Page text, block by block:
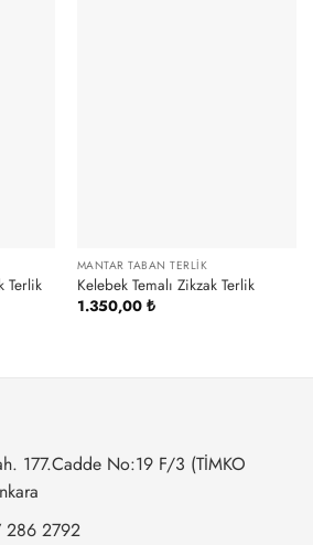
Terlik
MANTAR TABAN TERLIK
Kelebek Temalı Zikzak Terlik
1.350,00 ₺
177.Cadde No:19 F/3 (TİMKO
2792